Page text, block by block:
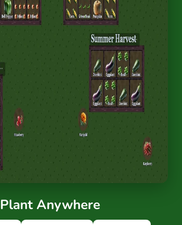
Plant Anywhere